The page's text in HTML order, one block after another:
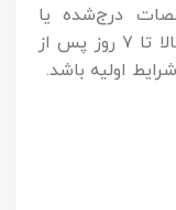
درج‌شده یا
هرگونه مشکل اولیه، امکان بازگشت کالا تا ۷ روز پس از
اولیه باشد.